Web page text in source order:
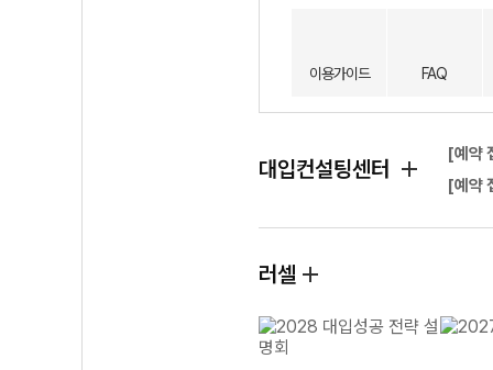
이용가이드 FAQ
대입컨설팅센터
[예약
[예약
러셀